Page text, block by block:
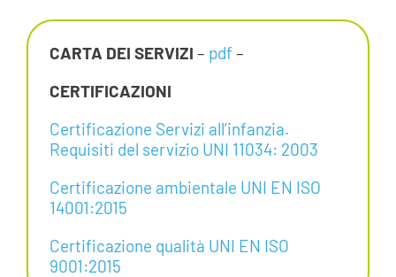
CARTA DEI SERVIZI – pdf –
CERTIFICAZIONI
Certificazione Servizi all’infanzia.
Requisiti del servizio UNI 11034: 2003
Certificazione ambientale UNI EN ISO
14001:2015
Certificazione qualità UNI EN ISO
9001:2015